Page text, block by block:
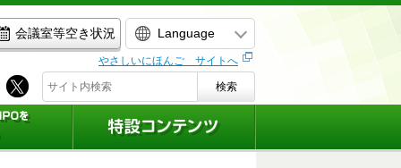
会議室等空き状況 Language
やさしいにほんご サイトへ
検索